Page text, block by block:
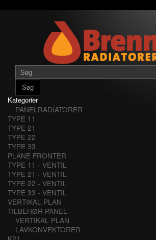
Søg
Kategorier
PANELRADIATORER
TYPE 11
TYPE 21
TYPE 22
TYPE 33
PLANE FRONTER
TYPE 11 - VENTIL
TYPE 21 - VENTIL
TYPE 22 - VENTIL
TYPE 33 - VENTIL
VERTIKAL PLAN
TILBEHØR PANEL
VERTIKAL PLAN
LAVKONVEKTORER